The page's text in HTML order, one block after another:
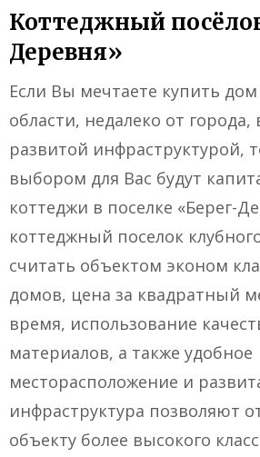
Коттеджный
Деревня»
Если Вы мечтаете купить
области, недалеко от города,
развитой инфраструктурой,
выбором для Вас будут
коттеджи в поселке «Берег-
коттеджный поселок
считать объектом эконом
домов, цена за квадратный
время, использование
материалов, а также удобное
месторасположение и
инфраструктура позволяют
объекту более высокого